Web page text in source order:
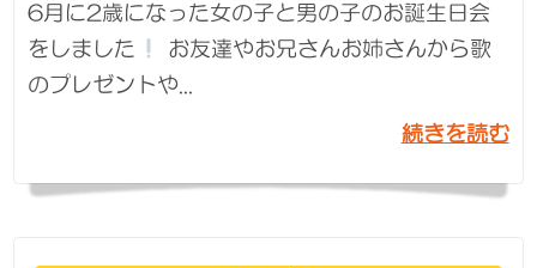
6月に2歳になった女の子と男の子のお誕生日会
をしました
お友達やお兄さんお姉さんから歌
のプレゼントや...
続きを読む